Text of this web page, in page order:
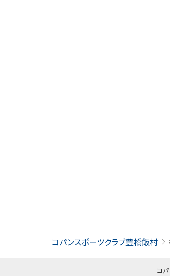
コパンスポーツクラブ豊橋飯村
コ